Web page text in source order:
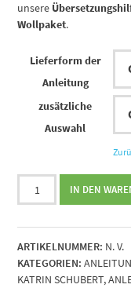
unsere
Wollpaket.
Lieferform der
Anleitung
zusätzliche
Auswahl
Herzblut
Katrin
Schubert
Menge
IN DEN
ARTIKELNUMMER: N. V.
KATEGORIEN:
KATRIN SCHUBERT,